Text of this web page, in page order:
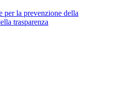
per la prevenzione della
trasparenza